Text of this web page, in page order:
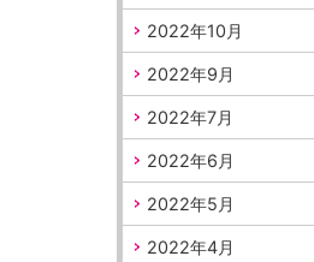
2022年10月
2022年9月
2022年7月
2022年6月
2022年5月
2022年4月